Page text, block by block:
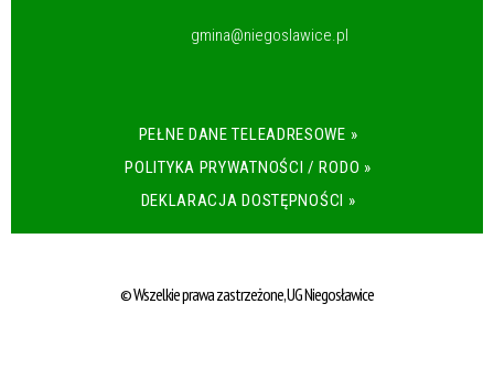
gmina@niegoslawice.pl
PEŁNE DANE TELEADRESOWE »
POLITYKA PRYWATNOŚCI / RODO »
DEKLARACJA DOSTĘPNOŚCI »
© Wszelkie prawa zastrzeżone, UG Niegosławice